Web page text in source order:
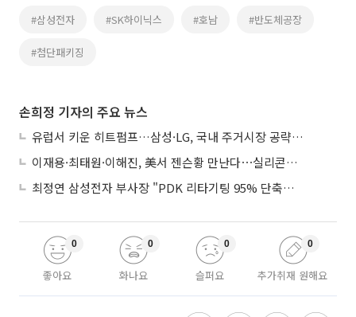
#삼성전자 #SK하이닉스 #호남 #반도체공장
#첨단패키징
손희정 기자의 주요 뉴스
유럽서 키운 히트펌프…삼성·LG, 국내 주거시장 공략 ‘속도’
이재용·최태원·이해진, 美서 젠슨황 만난다⋯실리콘밸리 집결하는 AI리더
최정연 삼성전자 부사장 "PDK 리타기팅 95% 단축…에이전트 AI 시범 활용"
좋아요
0
화나요
0
슬퍼요
0
추가취재 원해요
0